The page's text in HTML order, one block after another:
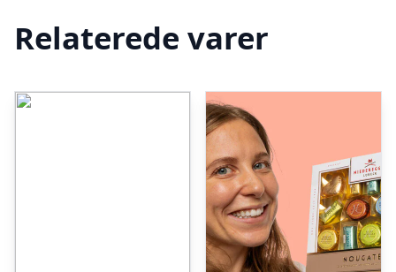
Relaterede varer